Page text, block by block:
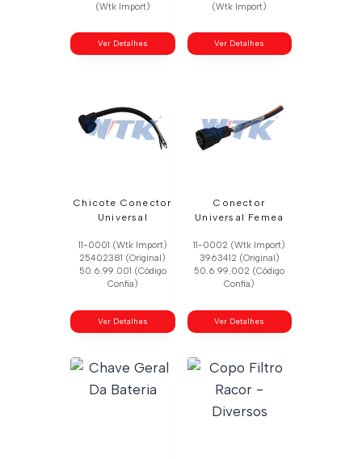
(Wtk Import)
Ver Detalhes
(Wtk Import)
Ver Detalhes
Chicote Conector
Universal
11-0001 (Wtk Import)
25402381 (Original)
50.6.99.001 (Código
Confia)
Ver Detalhes
Conector
Universal Femea
11-0002 (Wtk Import)
3963412 (Original)
50.6.99.002 (Código
Confia)
Ver Detalhes